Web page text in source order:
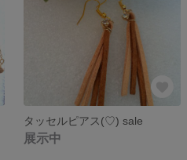
タッセルピアス(♡) sale
展示中